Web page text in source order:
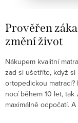
Prověřen
změní život
Nákupem kvalitní
zad si ušetříte, když
ortopedickou
nocí během 10 let,
maximálně odpočatí.